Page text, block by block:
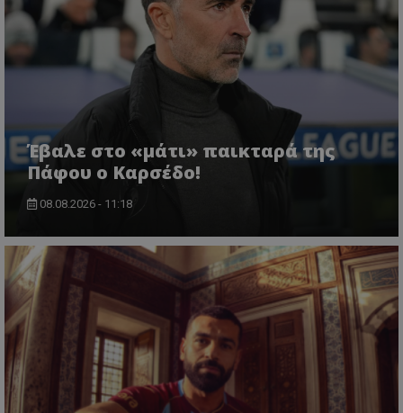
Έβαλε στο «μάτι» παικταρά της
Πάφου ο Καρσέδο!
08.08.2026 - 11:18